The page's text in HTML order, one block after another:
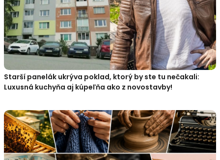
Starší panelák ukrýva poklad, ktorý by ste tu nečakali:
Luxusná kuchyňa aj kúpeľňa ako z novostavby!